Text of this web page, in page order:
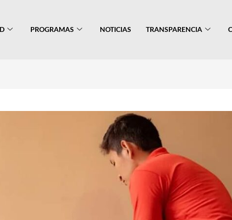
PROGRAMAS NOTICIAS TRANSPARENCIA